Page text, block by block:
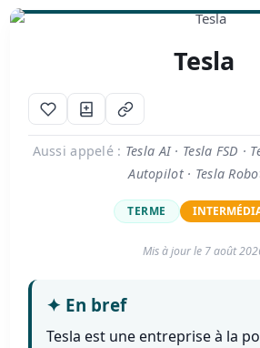
Tesla
Aussi appelé : Tesla AI · Tesla FSD ·
Autopilot · Tesla
TERME
Mis à jour le 7 août
✦ En bref
Tesla est une entreprise à la